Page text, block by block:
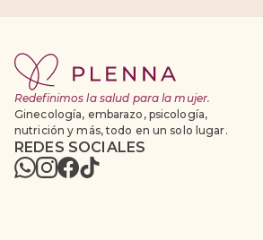
Redefinimos la salud para la mujer.
Ginecología, embarazo, psicología,
nutrición y más, todo en un solo lugar.
REDES SOCIALES